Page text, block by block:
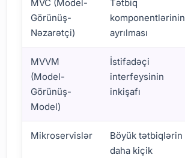
MVC (Model-
Görünüş-
Nəzarətçi)
Tətbiq
komponentlərinin
ayrılması
MVVM
(Model-
Görünüş-
Model)
İstifadəçi
interfeysinin
inkişafı
Mikroservislər
Böyük tətbiqlərin
daha kiçik